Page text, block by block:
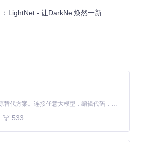
位深度学习新手，还是寻找最新模型的
LightNet - 让DarkNet焕然一新
Claude Code 的开源替代方案。连接任意大模型，编辑代码，运行命令，自动验证 — 全自动执行。用 Rust 构建，极致性能。 ｜ An open-source alternative to Claude Code. Connect any LLM, edit code, run commands, and verify changes — autonomously. Built in Rust for speed. Get Started
533